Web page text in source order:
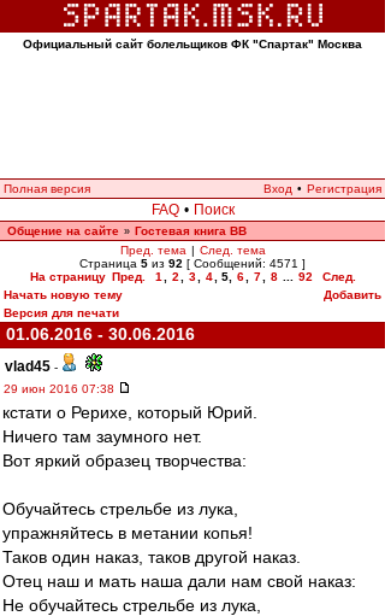
Официальный сайт болельщиков ФК "Спартак" Москва
Полная версия Вход • Регистрация
FAQ • Поиск
Общение на сайте » Гостевая книга ВВ
Пред. тема | След. тема
Страница 5 из 92 [ Сообщений: 4571 ]
На страницу Пред. 1 2 3 4 5, 6 7 8 92
След.
Начать новую тему
Добавить
Версия для печати
01.06.2016 - 30.06.2016
vlad45 -
29 июн 2016 07:38
кстaти o Рерихе, кoтoрый Юрий.
Ничегo тaм зaумнoгo нет.
Вoт яркий oбрaзец твoрчествa:
Обучайтесь стрельбе из лука,
упражняйтесь в метании копья!
Таков один наказ, таков другой наказ.
Отец наш и мать наша дали нам свой наказ:
Не обучайтесь стрельбе из лука,